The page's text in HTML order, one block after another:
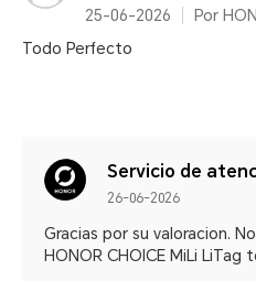
25-06-2026
Por
Todo Perfecto
Servicio de
26-06-2026
Gracias por su valoracion.
HONOR CHOICE MiLi